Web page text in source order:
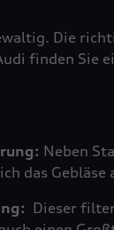
Die
finden Sie
Neben
das
Dieser